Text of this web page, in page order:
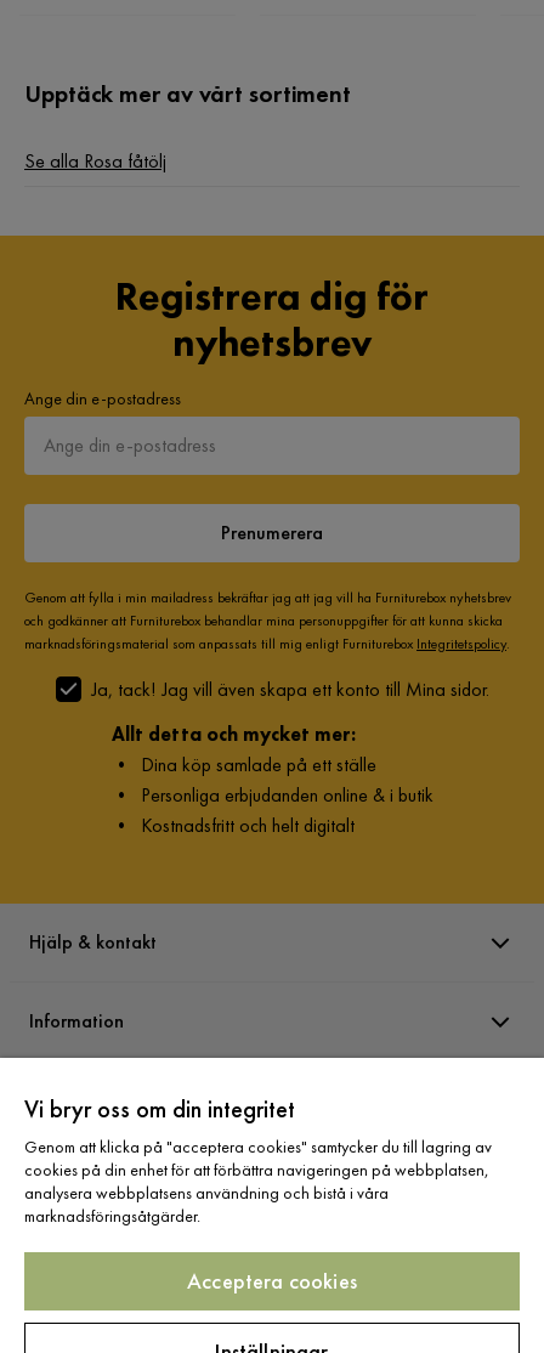
Upptäck mer av vårt sortiment
Se alla Rosa fåtölj
Registrera dig för
nyhetsbrev
Ange din e-postadress
Prenumerera
Genom att fylla i min mailadress bekräftar jag att jag vill ha Furniturebox nyhetsbrev
och godkänner att Furniturebox behandlar mina personuppgifter för att kunna skicka
marknadsföringsmaterial som anpassats till mig enligt Furniturebox Integritetspolicy.
Ja, tack! Jag vill även skapa ett konto till Mina sidor.
Allt detta och mycket mer:
• Dina köp samlade på ett ställe
• Personliga erbjudanden online & i butik
• Kostnadsfritt och helt digitalt
Hjälp & kontakt
Information
Varumärken
Sortiment
Följ oss
Vi bryr oss om din integritet
Genom att klicka på "acceptera cookies" samtycker du till lagring av
cookies på din enhet för att förbättra navigeringen på webbplatsen,
analysera webbplatsens användning och bistå i våra
marknadsföringsåtgärder.
Acceptera cookies